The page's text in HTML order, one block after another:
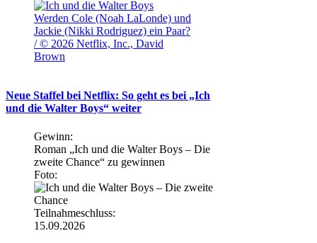
Werden Cole (Noah LaLonde) und
Jackie (Nikki Rodriguez) ein Paar?
/ © 2026 Netflix, Inc., David
Brown
Neue Staffel bei Netflix: So geht es bei „Ich
und die Walter Boys“ weiter
Gewinn:
Roman „Ich und die Walter Boys – Die
zweite Chance“ zu gewinnen
Foto:
Teilnahmeschluss:
15.09.2026